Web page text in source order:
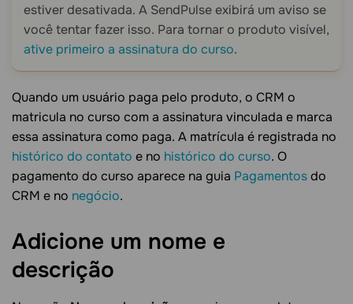
estiver desativada. A SendPulse exibirá um aviso se
você tentar fazer isso. Para tornar o produto visível,
ative primeiro a assinatura do curso.
Quando um usuário paga pelo produto, o CRM o
matricula no curso com a assinatura vinculada e marca
essa assinatura como paga. A matrícula é registrada no
histórico do contato e no histórico do curso. O
pagamento do curso aparece na guia Pagamentosdo
CRM e no negócio.
Adicione um nome e
descrição